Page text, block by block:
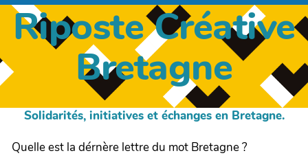
Riposte Créative
Bretagne
Solidarités, initiatives et échanges en Bretagne.
Quelle est la dérnère lettre du mot Bretagne ?